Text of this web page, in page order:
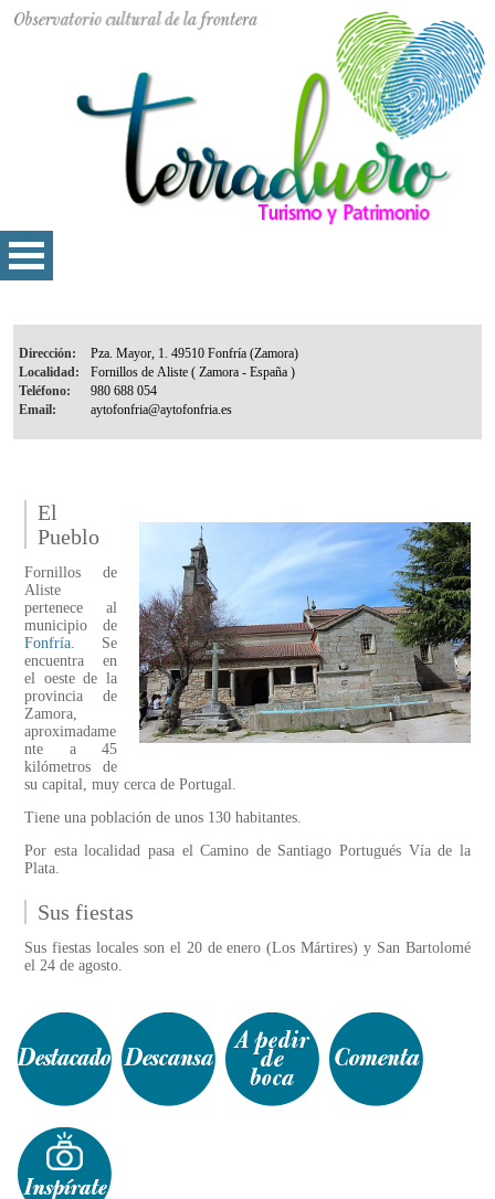
Dirección:
Localidad:
Teléfono:
Email:
El
Pueblo
Fornillos de
Aliste
pertenece al
municipio de
Fonfría. Se
encuentra en
el oeste de la
provincia de
Zamora,
aproximadame
nte a 45
kilómetros de
su capital, muy cerca de Portugal.
Tiene una población de unos 130 habitantes.
Por esta localidad pasa el Camino de Santiago Portugués Vía de la
Plata.
Sus fiestas
Sus fiestas locales son el 20 de enero (Los Mártires) y San Bartolomé
el 24 de agosto.